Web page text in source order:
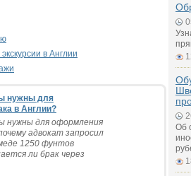
в Англии
нужны для
в Англии?
нужны для оформления
адвокат запросил
1250 фунтов
ли брак через
Об